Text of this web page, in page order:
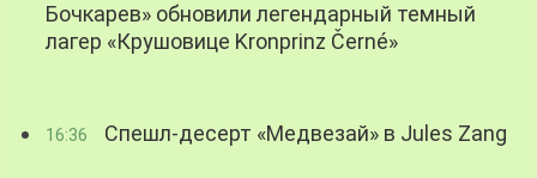
Бочкарев» обновили легендарный темный
лагер «Крушовице Kronprinz Černé»
16:36 Спешл-десерт «Медвезай» в Jules Zang